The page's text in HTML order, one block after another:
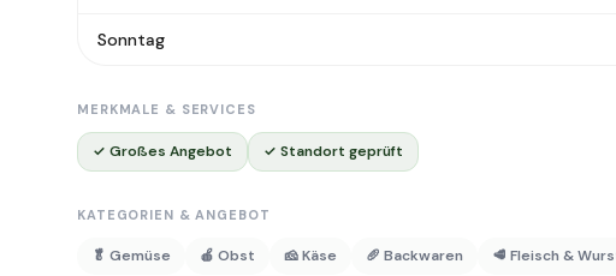
Sonntag
MERKMALE & SERVICES
✓ Großes Angebot ✓ Standort geprüft
KATEGORIEN & ANGEBOT
🥬 Gemüse 🍎 Obst 🧀 Käse 🥖 Backwaren 🥩 Fleisch &